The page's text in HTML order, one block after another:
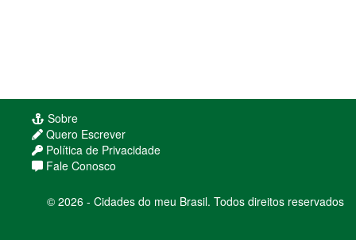
Sobre
Quero Escrever
Política de Privacidade
Fale Conosco
© 2026 - Cidades do meu Brasil. Todos direitos reservados